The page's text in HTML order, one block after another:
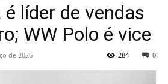
líder de vendas
WW Polo é vice
de 2026 0
284